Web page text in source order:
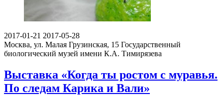
2017-01-21 2017-05-28
Москва, ул. Малая Грузинская, 15 Государственный
биологический музей имени К.А. Тимирязева
Выставка «Когда ты ростом с муравья.
По следам Карика и Вали»